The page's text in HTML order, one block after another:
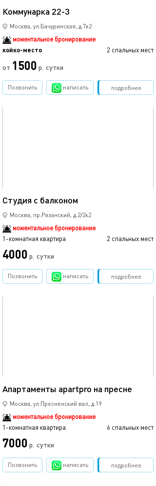
Коммунарка 22-3
Москва, ул.Бачуринская, д.7к2
моментальное бронирование
койко-место
2 спальных мест
от 1500 р. сутки
подробнее
Позвонить написать Забронировать
Студия с балконом
Москва, пр.Рязанский, д.2/2к2
моментальное бронирование
1-комнатная квартира
2 спальных мест
4000 р. сутки
подробнее
Позвонить написать Забронировать
Апартаменты apartpro на пресне
Москва, ул.Пресненский вал, д.19
моментальное бронирование
1-комнатная квартира
6 спальных мест
7000 р. сутки
подробнее
Позвонить написать Забронировать